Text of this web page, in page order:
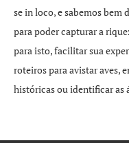
se in loco, e sabemos bem
para poder capturar a
para isto, facilitar sua
roteiros para avistar aves,
históricas ou identificar as